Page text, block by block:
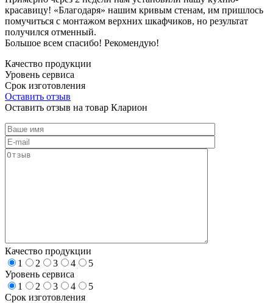
красавицу! «Благодаря» нашим кривым стенам, им пришлось
помучиться с монтажом верхних шкафчиков, но результат
получился отменный.
Большое всем спасибо! Рекомендую!
Качество продукции
Уровень сервиса
Срок изготовления
Оставить отзыв
Оставить отзыв на товар Кларион
Качество продукции
1
2 3 4
5
Уровень сервиса
1
2 3 4
5
Срок изготовления